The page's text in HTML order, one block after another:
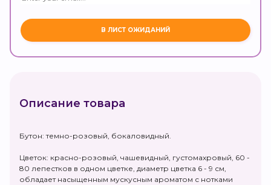
Описание товара
Бутон: темно-розовый, бокаловидный.
Цветок: красно-розовый, чашевидный, густомахровый, 60 -
80 лепестков в одном цветке, диаметр цветка 6 - 9 см,
обладает насыщенным мускусным ароматом с нотками